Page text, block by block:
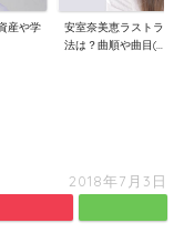
産や学
安室奈美恵ラストライ
法は？曲順や曲目(...
2018年7月3日